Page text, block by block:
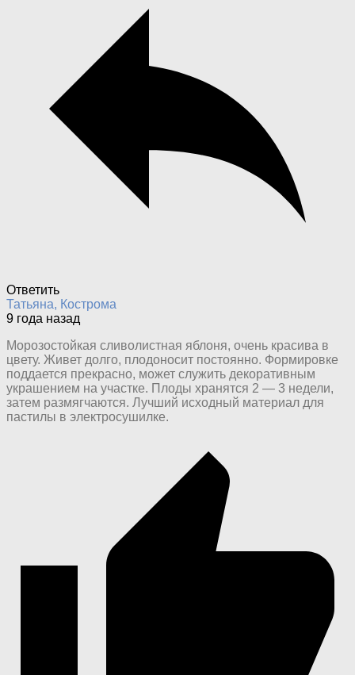
Ответить
Татьяна, Кострома
9 года назад
Морозостойкая сливолистная яблоня, очень красива в
цвету. Живет долго, плодоносит постоянно. Формировке
поддается прекрасно, может служить декоративным
украшением на участке. Плоды хранятся 2 — 3 недели,
затем размягчаются. Лучший исходный материал для
пастилы в электросушилке.